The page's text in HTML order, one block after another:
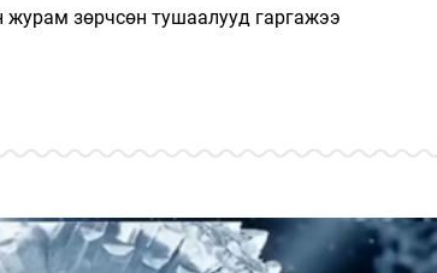
зөрчсөн тушаалууд гаргажээ